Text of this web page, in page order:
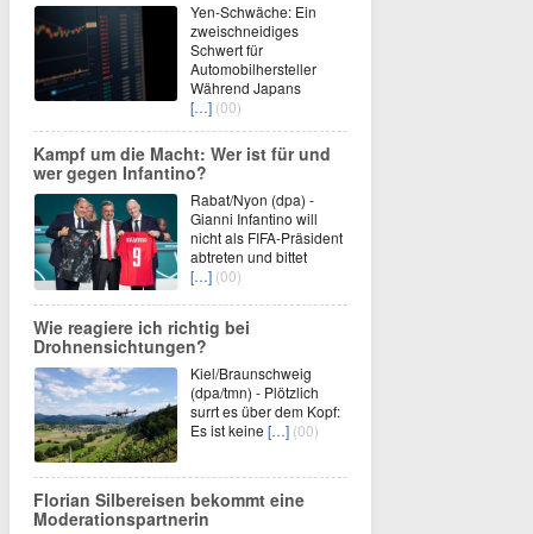
Yen-Schwäche: Ein
zweischneidiges
Schwert für
Automobilhersteller
Während Japans
[…] (00)
Kampf um die Macht: Wer ist für und
wer gegen Infantino?
Rabat/Nyon (dpa) -
Gianni Infantino will
nicht als FIFA-Präsident
abtreten und bittet
[…] (00)
Wie reagiere ich richtig bei
Drohnensichtungen?
Kiel/Braunschweig
(dpa/tmn) - Plötzlich
surrt es über dem Kopf:
Es ist keine […] (00)
Florian Silbereisen bekommt eine
Moderationspartnerin